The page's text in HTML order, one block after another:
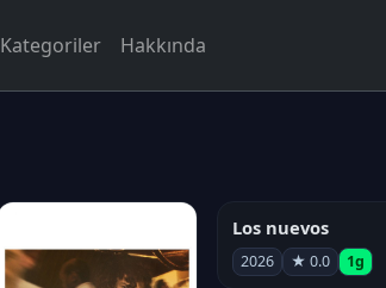
Kategoriler Hakkında
Los nuevos
2026 ★ 0.0 1g